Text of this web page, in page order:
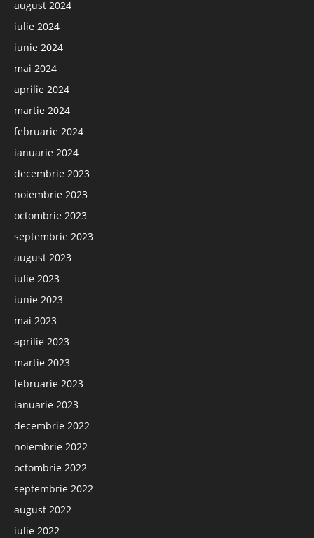
august 2024
iulie 2024
iunie 2024
mai 2024
aprilie 2024
martie 2024
februarie 2024
ianuarie 2024
decembrie 2023
noiembrie 2023
octombrie 2023
septembrie 2023
august 2023
iulie 2023
iunie 2023
mai 2023
aprilie 2023
martie 2023
februarie 2023
ianuarie 2023
decembrie 2022
noiembrie 2022
octombrie 2022
septembrie 2022
august 2022
iulie 2022